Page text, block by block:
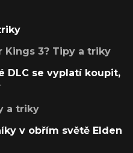
Kings 3? Tipy a triky
DLC se vyplatí koupit,
a triky
v obřím světě Elden